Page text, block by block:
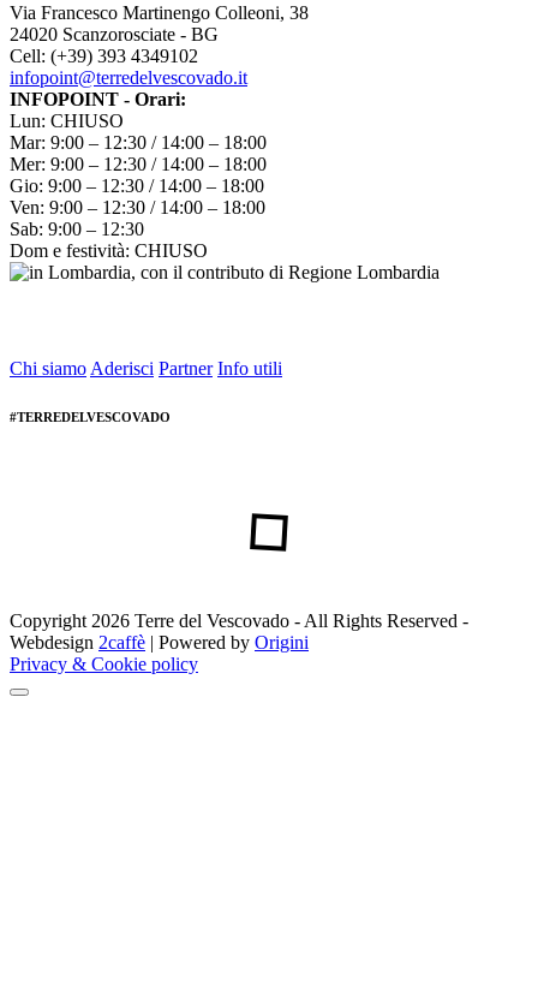
Via Francesco Martinengo Colleoni, 38
24020 Scanzorosciate - BG
Cell: (+39) 393 4349102
infopoint@terredelvescovado.it
INFOPOINT - Orari:
Lun: CHIUSO
Mar: 9:00 – 12:30 / 14:00 – 18:00
Mer: 9:00 – 12:30 / 14:00 – 18:00
Gio: 9:00 – 12:30 / 14:00 – 18:00
Ven: 9:00 – 12:30 / 14:00 – 18:00
Sab: 9:00 – 12:30
Dom e festività: CHIUSO
Chi siamo Aderisci Partner Info utili
#TERREDELVESCOVADO
Copyright 2026 Terre del Vescovado - All Rights Reserved -
Webdesign 2caffè | Powered by Origini
Privacy & Cookie policy